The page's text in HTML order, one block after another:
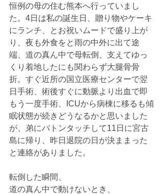
恒例の母の住む熊本へ行っていまし
た。4日は私の誕生日、贈り物やケーキ
にランチ、とお祝いムードで盛り上が
り、夜も外食をと雨の中外に出て途
端、道の真ん中で母転倒、支えてゆっ
くり着地したにも関わらず大腿骨骨
折。すぐ近所の国立医療センターで翌
日手術、術後すぐに動脈より出血で即
もう一度手術、ICUから病棟に移るも傾
眠状態が続きどうなるかと思いました
が、弟にバトンタッチして11日に宮古
島に帰り、昨日退院の日が決ままった
と連絡がありました。
転倒した瞬間、
道の真ん中で動けないとき、